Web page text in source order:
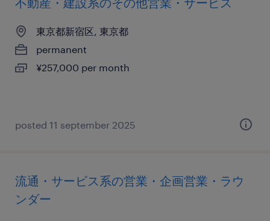
東京都新宿区, 東京都
permanent
¥257,000 per month
posted 11 september 2025
流通・サービス系の営業・企画営業・ラウ
ンダー